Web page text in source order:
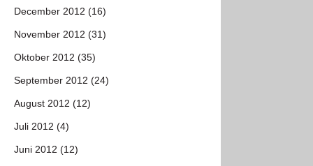
December 2012 (16)
November 2012 (31)
Oktober 2012 (35)
September 2012 (24)
August 2012 (12)
Juli 2012 (4)
Juni 2012 (12)